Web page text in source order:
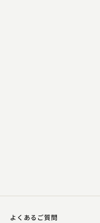
よくあるご質問